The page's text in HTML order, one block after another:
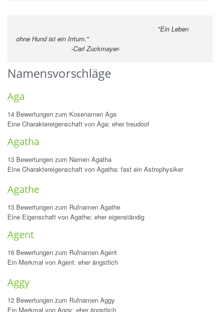
"Ein Leben
ohne Hund ist ein Irrtum."
-Carl Zuckmayer-
Namensvorschläge
Aga
14 Bewertungen zum Kosenamen Aga
Eine Charaktereigenschaft von Aga: eher treudoof
Agatha
13 Bewertungen zum Namen Agatha
Eine Charaktereigenschaft von Agatha: fast ein Astrophysiker
Agathe
13 Bewertungen zum Rufnamen Agathe
Eine Eigenschaft von Agathe: eher eigenständig
Agent
16 Bewertungen zum Rufnamen Agent
Ein Merkmal von Agent: eher ängstlich
Aggy
12 Bewertungen zum Rufnamen Aggy
Ein Merkmal von Aggy: eher ängstlich